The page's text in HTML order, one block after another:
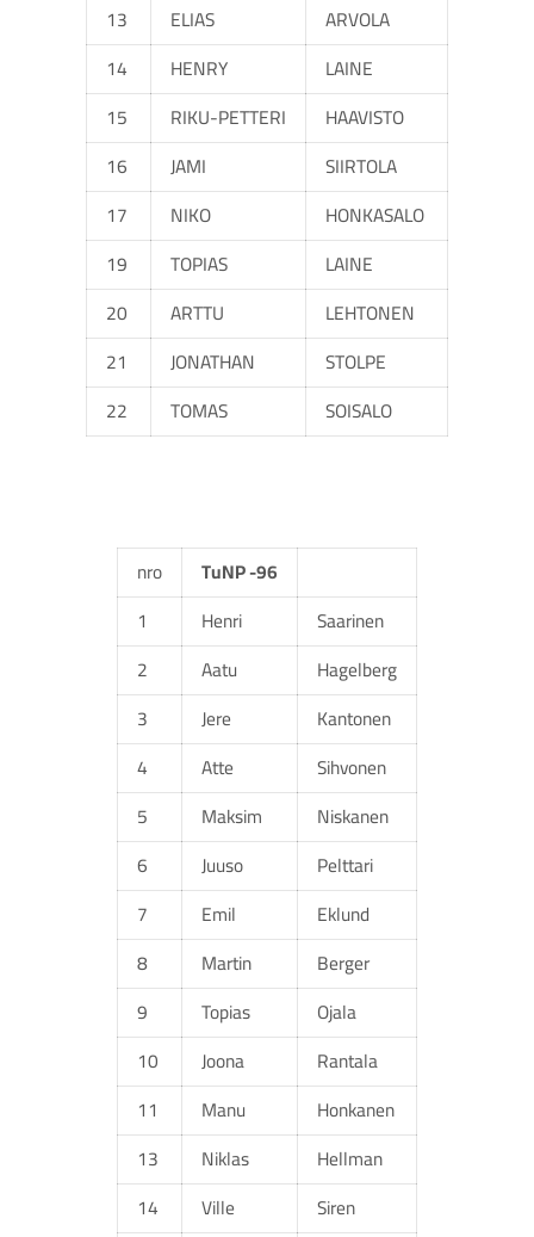
13
ELIAS
ARVOLA
14
HENRY
LAINE
15
RIKU-PETTERI
HAAVISTO
16
JAMI
SIIRTOLA
17
NIKO
HONKASALO
19
TOPIAS
LAINE
20
ARTTU
LEHTONEN
21
JONATHAN
STOLPE
22
TOMAS SOISALO
nro
TuNP -96
1
Henri
Saarinen
2
Aatu
Hagelberg
3
Jere
Kantonen
4
Atte
Sihvonen
5
Maksim
Niskanen
6
Juuso
Pelttari
7
Emil
Eklund
8
Martin
Berger
9
Topias
Ojala
10
Joona
Rantala
11
Manu
Honkanen
13
Niklas
Hellman
14
Ville
Siren